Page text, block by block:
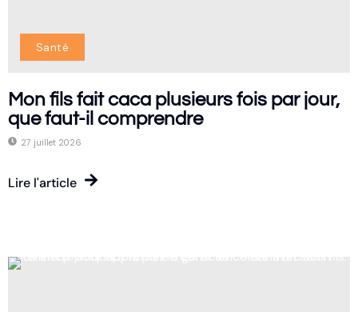
Santé
Mon fils fait caca plusieurs fois par jour,
que faut-il comprendre
27 juillet 2026
Lire l'article